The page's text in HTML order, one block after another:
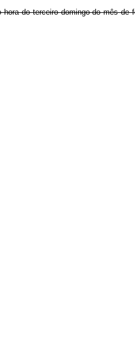
do terceiro domingo do mês de